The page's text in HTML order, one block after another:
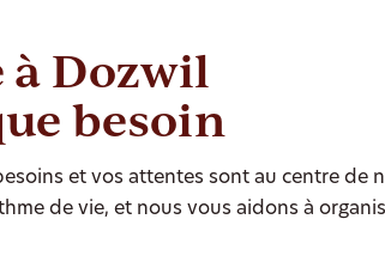
à Dozwil
besoin
et vos attentes sont au centre de
de vie, et nous vous aidons à